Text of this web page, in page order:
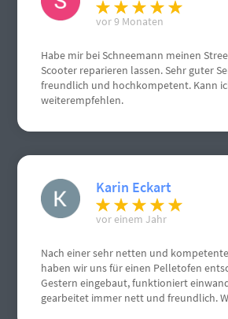
vor 9 Monaten
Habe mir bei Schneemann meinen
Scooter reparieren lassen. Sehr guter
freundlich und hochkompetent. Kann
weiterempfehlen.
Karin Eckart
vor einem Jahr
Nach einer sehr netten und
haben wir uns für einen Pelletofen
Gestern eingebaut, funktioniert
gearbeitet immer nett und freundlich.